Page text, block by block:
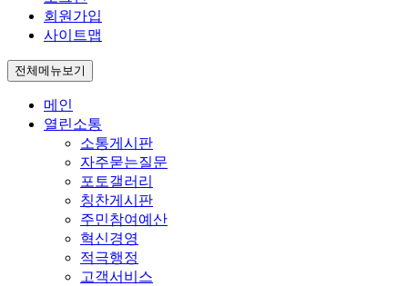
회원가입
사이트맵
전체메뉴보기
메인
열린소통
소통게시판
자주묻는질문
포토갤러리
칭찬게시판
주민참여예산
혁신경영
적극행정
고객서비스